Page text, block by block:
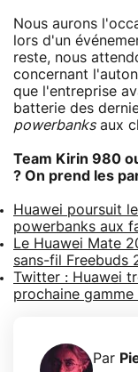
Nous aurons
lors d'un
reste, nous
concernant
que l'entreprise
batterie des
powerbanksaux
Team Kirin 980
? On prend les
Huawei poursuit
powerbanks aux
Le Huawei Mate
sans-fil Freebuds
Twitter : Huawei
prochaine gamme
Par